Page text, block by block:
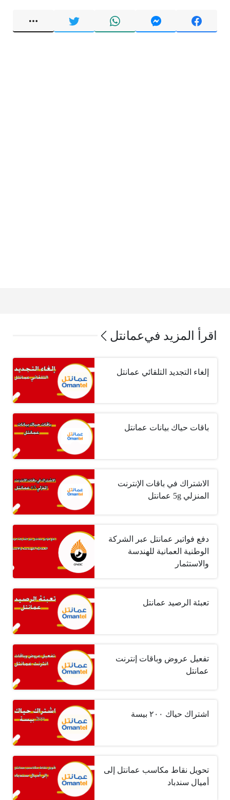
اقرأ المزيد فيعمانتل
إلغاء التجديد التلقائي عمانتل
باقات حياك بيانات عمانتل
الاشتراك في باقات الإنترنت
المنزلي 5g عمانتل
دفع فواتير عمانتل عبر الشركة
الوطنية العمانية للهندسة
والاستثمار
تعبئة الرصيد عمانتل
تفعيل عروض وباقات إنترنت
عمانتل
اشتراك حياك ٢٠٠ بيسة
تحويل نقاط مكاسب عمانتل إلى
أميال سندباد